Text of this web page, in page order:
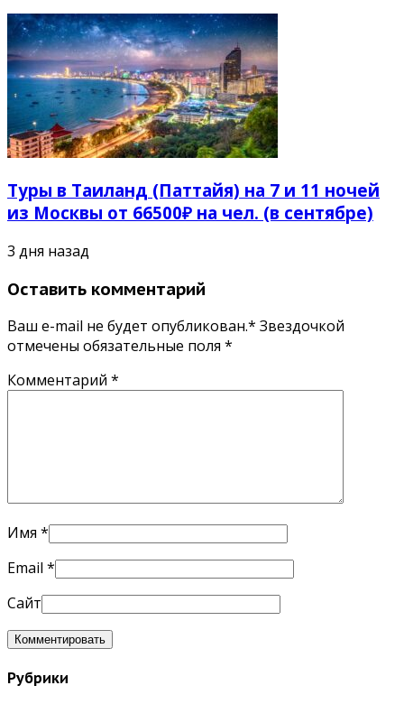
Туры в Таиланд (Паттайя) на 7 и 11 ночей
из Москвы от 66500₽ на чел. (в сентябре)
3 дня назад
Оставить комментарий
Ваш e-mail не будет опубликован.* Звездочкой
отмечены обязательные поля *
Комментарий *
Имя *
Email *
Сайт
Рубрики